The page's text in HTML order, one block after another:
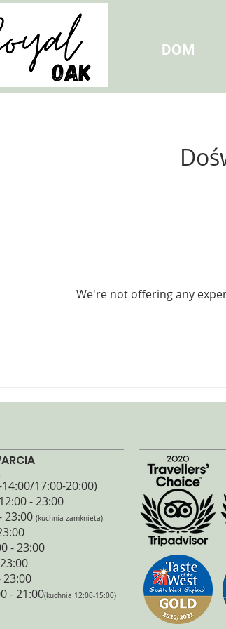
DOM
We're not offering any
17:00-20:00)
- 23:00
23:00 (kuchnia zamknięta)
- 23:00
23:00
- 21:00(kuchnia 12:00-15:00)